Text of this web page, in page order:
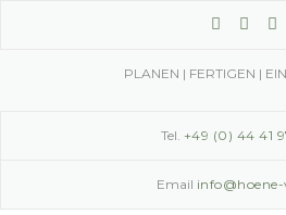
PLANEN | FERTIGEN |
Tel. +49 (0) 44 41
Email